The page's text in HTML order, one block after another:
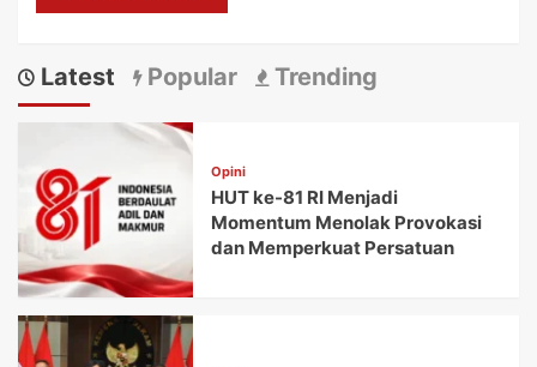
Latest Popular Trending
Opini
HUT ke-81 RI Menjadi
Momentum Menolak Provokasi
dan Memperkuat Persatuan